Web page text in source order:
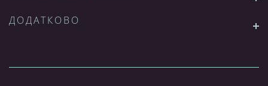
ДОДАТКОВО